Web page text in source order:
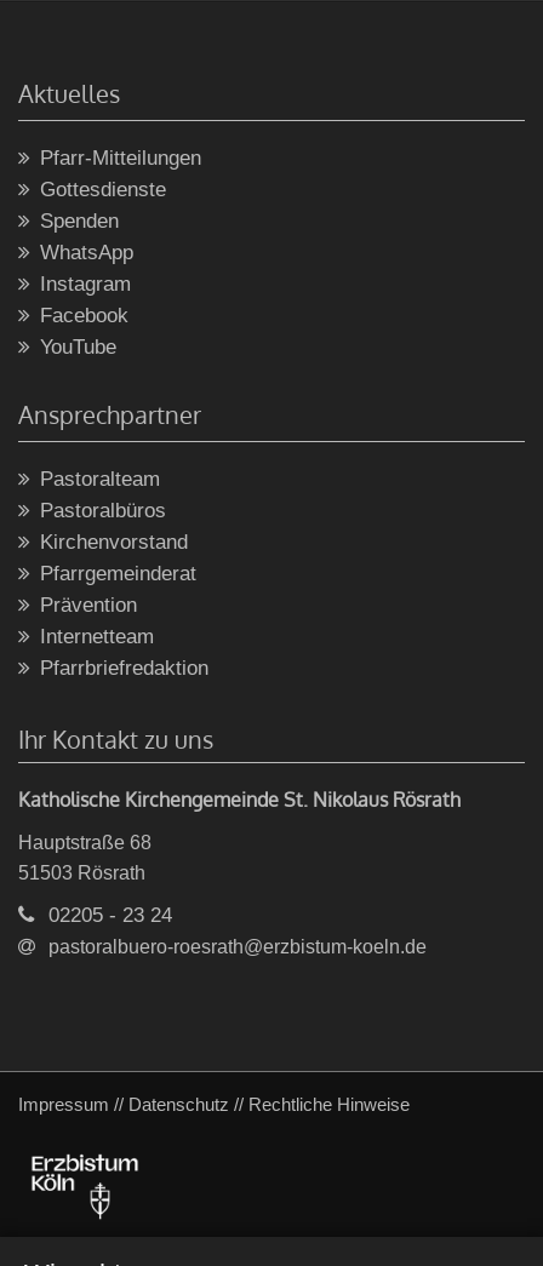
Aktuelles
Pfarr-Mitteilungen
Gottesdienste
Spenden
WhatsApp
Instagram
Facebook
YouTube
Ansprechpartner
Pastoralteam
Pastoralbüros
Kirchenvorstand
Pfarrgemeinderat
Prävention
Internetteam
Pfarrbriefredaktion
Ihr Kontakt zu uns
Katholische Kirchengemeinde St. Nikolaus Rösrath
Hauptstraße 68
51503 Rösrath
02205 - 23 24
pastoralbuero-roesrath@erzbistum-koeln.de
Impressum // Datenschutz // Rechtliche Hinweise